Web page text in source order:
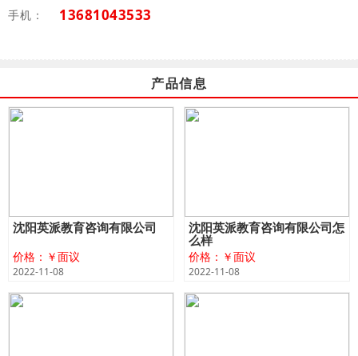
手机： 13681043533
产品信息
沈阳英派教育咨询有限公司
价格：￥面议
2022-11-08
沈阳英派教育咨询有限公司怎
么样
价格：￥面议
2022-11-08